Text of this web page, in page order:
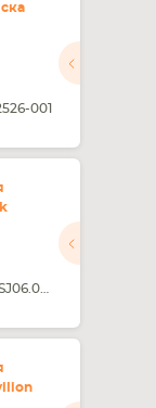
001